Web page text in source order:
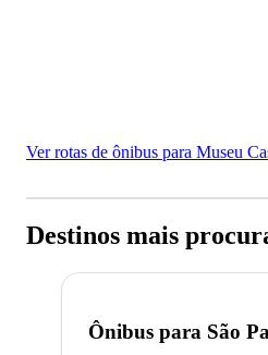
Ver rotas de ônibus para Museu
Destinos mais
Ônibus para São